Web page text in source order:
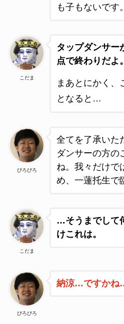
も子もないです。
こだま
タップダンサー
点で終わりだよ。
まあとにかく、
となると…
ぴろぴろ
全てを了承いた
ダンサーの方の
ね。我々だけで
め、一蓮托生で
こだま
…そうまでして
けこれは。
ぴろぴろ
納涼…ですかね